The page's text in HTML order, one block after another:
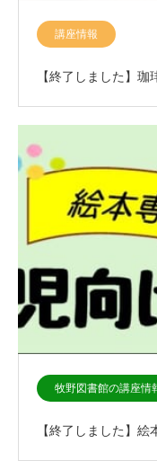
講座情報
【終了しました】珈
牧野図書館の講座情
【終了しました】